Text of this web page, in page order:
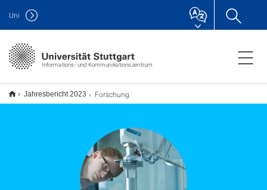
Informations- und Kommunikationszentrum
Uni
Jahresbericht 2023 Forschung